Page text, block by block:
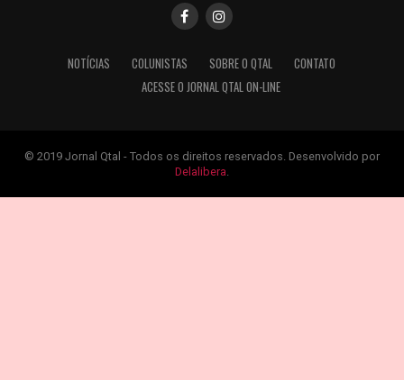
NOTÍCIAS COLUNISTAS SOBRE O QTAL
CONTATO
ACESSE O JORNAL QTAL ON-LINE
© 2019 Jornal Qtal - Todos os direitos reservados. Desenvolvido por
Delalibera.